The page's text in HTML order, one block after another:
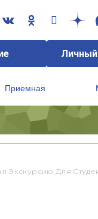
Личный
Приемная
Экскурсию Для